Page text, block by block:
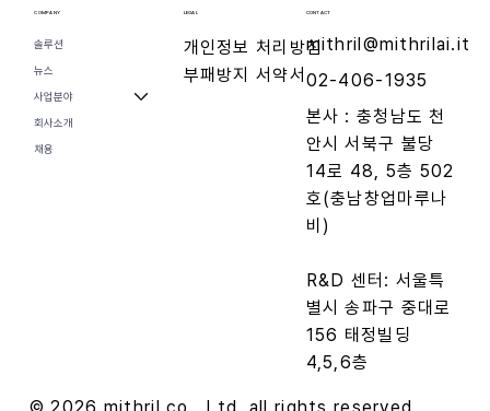
COMPANY
솔루션
뉴스
사업분야
회사소개
채용
LEGAL
개인정보 처리방침
​부패방지 서약서
CONTACT
mithril@mithrilai.it
02-406-1935
​본사 : 충청남도 천
안시 서북구 불당
14로 48, 5층 502
호(충남창업마루나
비)
R&D 센터: 서울특
별시 송파구 중대로
156 태정빌딩
4,5,6층